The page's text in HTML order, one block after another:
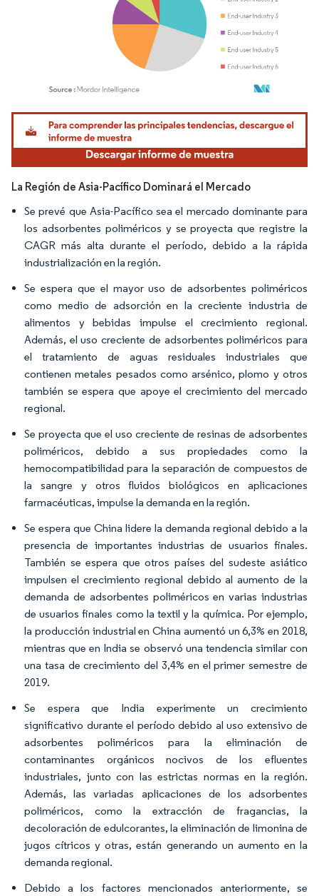
Imagen © Mordor Intelligence. El uso requiere atribución según CC BY 4.0.
La Región de Asia-Pacífico Dominará el Mercado
Se prevé que Asia-Pacífico sea el mercado dominante para
los adsorbentes poliméricos y se proyecta que registre la
CAGR más alta durante el período, debido a la rápida
industrialización en la región.
Se espera que el mayor uso de adsorbentes poliméricos
como medio de adsorción en la creciente industria de
alimentos y bebidas impulse el crecimiento regional.
Además, el uso creciente de adsorbentes poliméricos para
el tratamiento de aguas residuales industriales que
contienen metales pesados como arsénico, plomo y otros
también se espera que apoye el crecimiento del mercado
regional.
Se proyecta que el uso creciente de resinas de adsorbentes
poliméricos, debido a sus propiedades como la
hemocompatibilidad para la separación de compuestos de
la sangre y otros fluidos biológicos en aplicaciones
farmacéuticas, impulse la demanda en la región.
Se espera que China lidere la demanda regional debido a la
presencia de importantes industrias de usuarios finales.
También se espera que otros países del sudeste asiático
impulsen el crecimiento regional debido al aumento de la
demanda de adsorbentes poliméricos en varias industrias
de usuarios finales como la textil y la química. Por ejemplo,
la producción industrial en China aumentó un 6,3% en 2018,
mientras que en India se observó una tendencia similar con
una tasa de crecimiento del 3,4% en el primer semestre de
2019.
Se espera que India experimente un crecimiento
significativo durante el período debido al uso extensivo de
adsorbentes poliméricos para la eliminación de
contaminantes orgánicos nocivos de los efluentes
industriales, junto con las estrictas normas en la región.
Además, las variadas aplicaciones de los adsorbentes
poliméricos, como la extracción de fragancias, la
decoloración de edulcorantes, la eliminación de limonina de
jugos cítricos y otras, están generando un aumento en la
demanda regional.
Debido a los factores mencionados anteriormente, se